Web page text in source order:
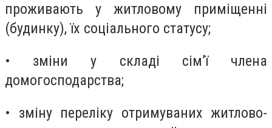
проживають у житловому приміщенні
(будинку), їх соціального статусу;
• зміни у складі сім’ї члена
домогосподарства;
• зміну переліку отримуваних житлово-